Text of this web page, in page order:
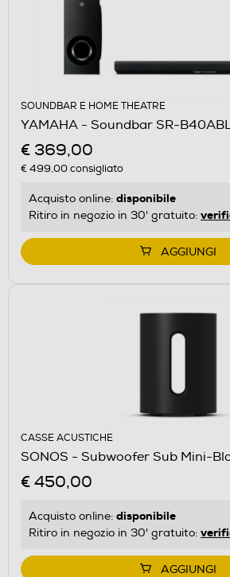
SOUNDBAR E HOME THEATRE
YAMAHA - Soundbar SR-
€ 369,00
€ 499,00consigliato
Acquisto online: disponibile
Ritiro in negozio in 30' gratuito:
AGGIUNGI
CASSE ACUSTICHE
SONOS - Subwoofer Sub Mini-
€ 450,00
Acquisto online: disponibile
Ritiro in negozio in 30' gratuito:
AGGIUNGI